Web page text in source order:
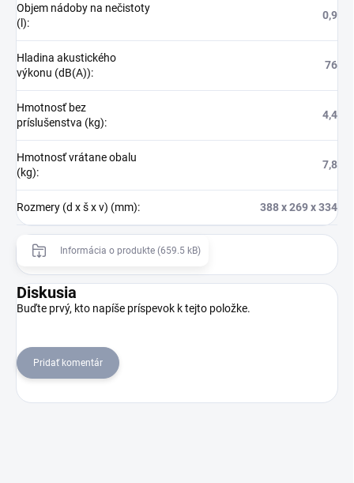
Objem nádoby na nečistoty
(l):
0,9
Hladina akustického
výkonu (dB(A)):
76
Hmotnosť bez
príslušenstva (kg):
4,4
Hmotnosť vrátane obalu
(kg):
7,8
Rozmery (d x š x v) (mm): 388 x 269 x 334
Informácia o produkte (659.5 kB)
Diskusia
Buďte prvý, kto napíše príspevok k tejto položke.
Pridať komentár